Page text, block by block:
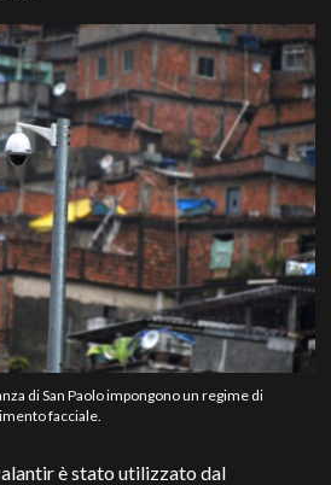
di San Paolo impongono un regime di
facciale.
è stato utilizzato dal